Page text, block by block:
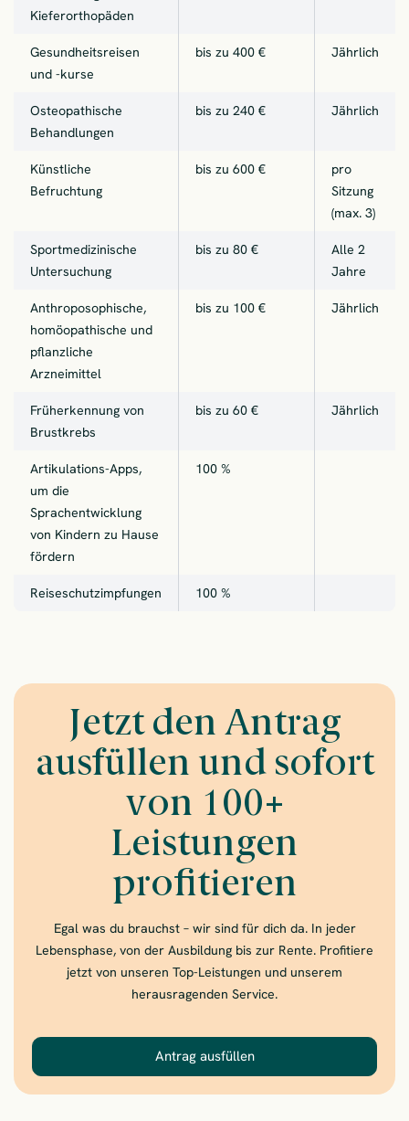
Kieferorthopäden
Gesundheitsreisen
und -kurse
bis zu 400 € Jährlich
Osteopathische
Behandlungen
bis zu 240 € Jährlich
Künstliche
Befruchtung
bis zu 600 €
pro
Sitzung
(max. 3)
Sportmedizinische
Untersuchung
bis zu 80 €
Alle 2
Jahre
Anthroposophische,
homöopathische und
pflanzliche
Arzneimittel
bis zu 100 € Jährlich
Früherkennung von
Brustkrebs
bis zu 60 € Jährlich
Artikulations-Apps,
um die
Sprachentwicklung
von Kindern zu Hause
fördern
100 %
Reiseschutzimpfungen 100 %
Jetzt den Antrag
ausfüllen und sofort
von 100+
Leistungen
profitieren
Egal was du brauchst – wir sind für dich da. In jeder
Lebensphase, von der Ausbildung bis zur Rente. Profitiere
jetzt von unseren Top-Leistungen und unserem
herausragenden Service.
Antrag ausfüllen– Jetzt den Antrag